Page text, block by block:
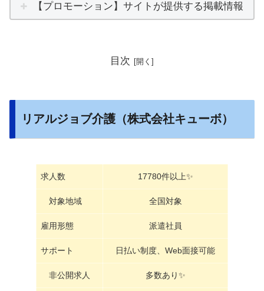
【プロモーション】サイトが提供する掲載情報
目次
リアルジョブ介護（株式会社キューボ）
求人数 17780件以上✨
対象地域 全国対象
雇用形態 派遣社員
サポート 日払い制度、Web面接可能
非公開求人 多数あり✨